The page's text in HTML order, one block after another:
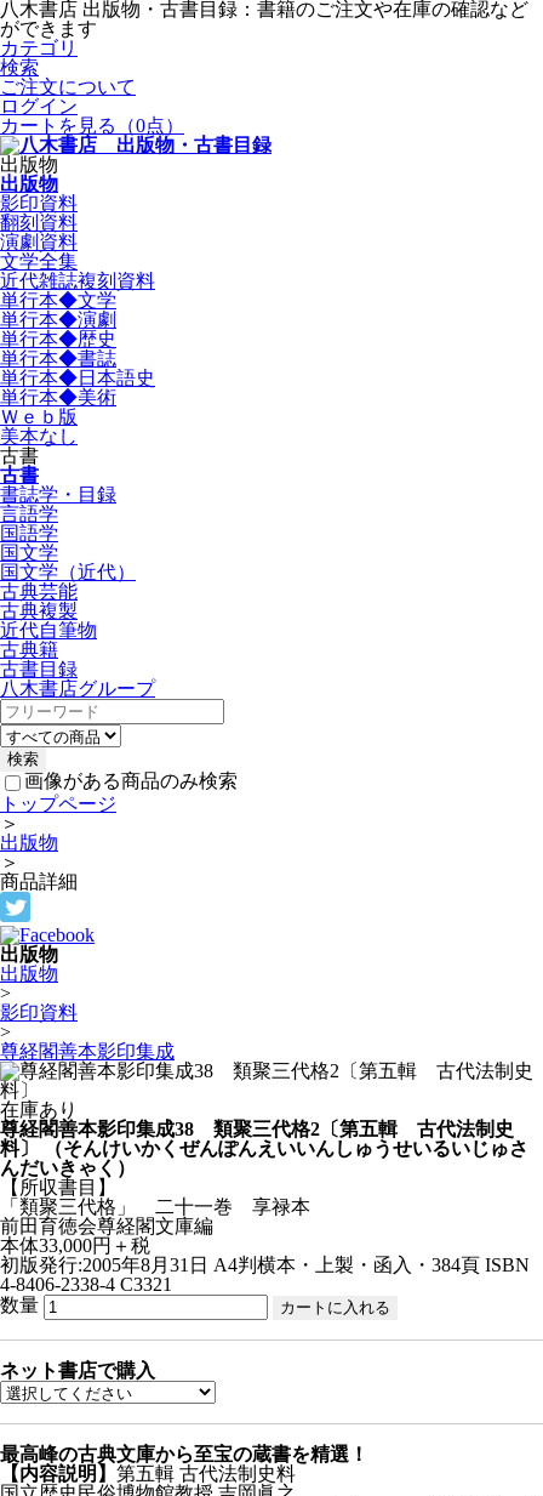
八木書店 出版物・古書目録：書籍のご注文や在庫の確認など
ができます
カテゴリ
検索
ご注文について
ログイン
カートを見る
（0点）
出版物
出版物
影印資料
翻刻資料
演劇資料
文学全集
近代雑誌複刻資料
単行本◆文学
単行本◆演劇
単行本◆歴史
単行本◆書誌
単行本◆日本語史
単行本◆美術
Ｗｅｂ版
美本なし
古書
古書
書誌学・目録
言語学
国語学
国文学
国文学（近代）
古典芸能
古典複製
近代自筆物
古典籍
古書目録
八木書店グループ
画像がある商品のみ検索
トップページ
＞
出版物
＞
商品詳細
出版物
出版物
>
影印資料
>
尊経閣善本影印集成
在庫あり
尊経閣善本影印集成38 類聚三代格2〔第五輯 古代法制史
料〕
（そんけいかくぜんぽんえいいんしゅうせいるいじゅさ
んだいきゃく）
【所収書目】
「類聚三代格」 二十一巻 享禄本
前田育徳会尊経閣文庫編
本体33,000円＋税
初版発行:2005年8月31日 A4判横本・上製・函入・384頁 ISBN
4-8406-2338-4 C3321
数量
ネット書店で購入
最高峰の古典文庫から至宝の蔵書を精選！
【内容説明】 第五輯 古代法制史料